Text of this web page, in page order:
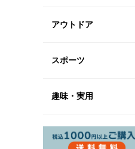
アウトドア
スポーツ
趣味・実用